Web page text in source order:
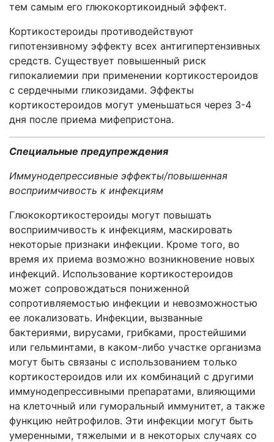
тем самым его глюкокортикоидный эффект.
Кортикостероиды противодействуют
гипотензивному эффекту всех антигипертензивных
средств. Существует повышенный риск
гипокалиемии при применении кортикостероидов
с сердечными гликозидами. Эффекты
кортикостероидов могут уменьшаться через 3-4
дня после приема мифепристона.
Специальные предупреждения
Иммунодепрессивные эффекты/повышенная
восприимчивость к инфекциям
Глюкокортикостероиды могут повышать
восприимчивость к инфекциям, маскировать
некоторые признаки инфекции. Кроме того, во
время их приема возможно возникновение новых
инфекций. Использование кортикостероидов
может сопровождаться пониженной
сопротивляемостью инфекции и невозможностью
ее локализовать. Инфекции, вызванные
бактериями, вирусами, грибками, простейшими
или гельминтами, в каком-либо участке организма
могут быть связаны с использованием только
кортикостероидов или их комбинаций с другими
иммунодепрессивными препаратами, влияющими
на клеточный или гуморальный иммунитет, а также
функцию нейтрофилов. Эти инфекции могут быть
умеренными, тяжелыми и в некоторых случаях со